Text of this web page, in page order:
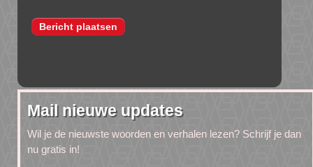
Mail nieuwe updates
Wil je de nieuwste woorden en verhalen lezen? Schrijf je dan
nu gratis in!